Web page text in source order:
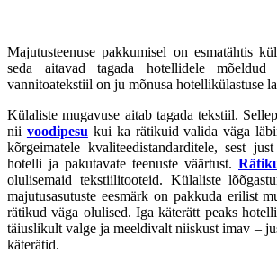
Majutusteenuse pakkumisel on esmatähtis
seda aitavad tagada hotellidele mõeldud
vannitoatekstiil on ju mõnusa hotellikülastuse
Külaliste mugavuse aitab tagada tekstiil.
nii voodipesu kui ka rätikuid valida väga
kõrgeimatele kvaliteedistandarditele, sest
hotelli ja pakutavate teenuste väärtust.
olulisemaid tekstiilitooteid. Külaliste
majutusasutuste eesmärk on pakkuda erilist
rätikud väga olulised. Iga käterätt peaks
täiuslikult valge ja meeldivalt niiskust imav –
käterätid.